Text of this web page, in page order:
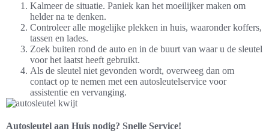
Kalmeer de situatie. Paniek kan het moeilijker maken om
helder na te denken.
Controleer alle mogelijke plekken in huis, waaronder koffers,
tassen en lades.
Zoek buiten rond de auto en in de buurt van waar u de sleutel
voor het laatst heeft gebruikt.
Als de sleutel niet gevonden wordt, overweeg dan om
contact op te nemen met een autosleutelservice voor
assistentie en vervanging.
Autosleutel aan Huis nodig? Snelle Service!